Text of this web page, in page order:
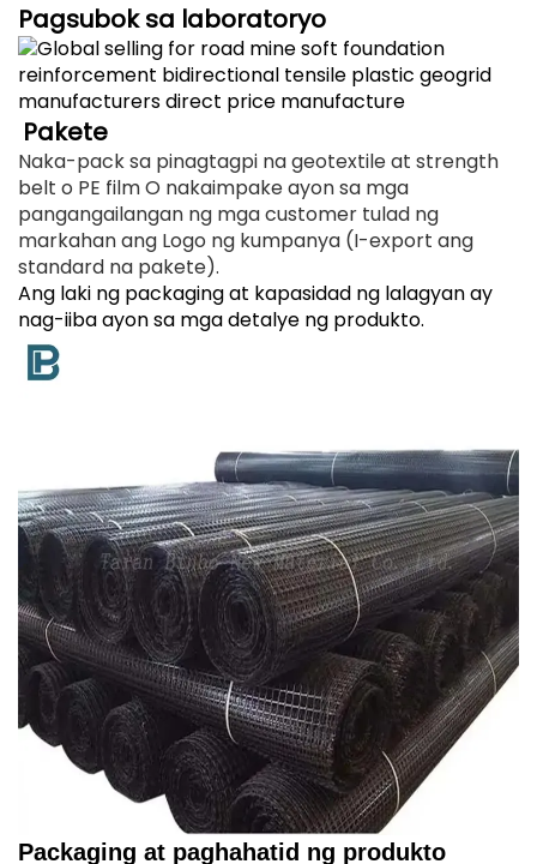
Pagsubok sa laboratoryo
Pakete
Naka-pack sa pinagtagpi na geotextile at strength
belt o PE film O nakaimpake ayon sa mga
pangangailangan ng mga customer tulad ng
markahan ang Logo ng kumpanya (I-export ang
standard na pakete).
Ang laki ng packaging at kapasidad ng lalagyan ay
nag-iiba ayon sa mga detalye ng produkto.
Packaging at paghahatid ng produkto